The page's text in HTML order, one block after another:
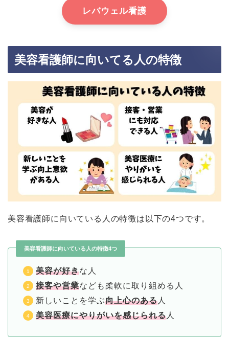
レバウェル看護
美容看護師に向いてる人の特徴
美容看護師に向いている人の特徴は以下の4つです。
美容看護師に向いている人の特徴4つ
美容が好きな人
接客や営業なども柔軟に取り組める人
新しいことを学ぶ向上心のある 人
美容医療にやりがいを感じられる 人